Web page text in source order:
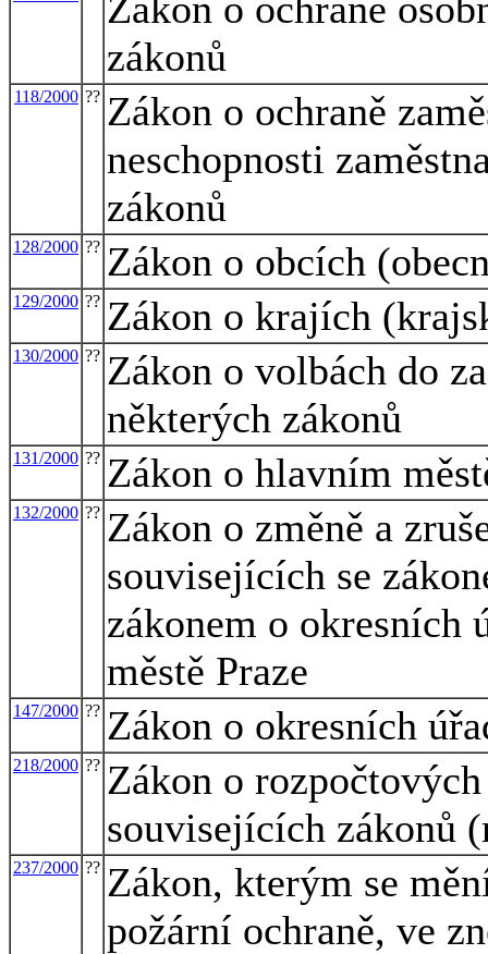
zákonů
118/2000 ?? Zákon o ochraně
neschopnosti
zákonů
128/2000 ?? Zákon o obcích
129/2000 ?? Zákon o krajích
130/2000 ?? Zákon o volbách do
některých zákonů
131/2000 ?? Zákon o hlavním
132/2000 ?? Zákon o změně a
souvisejících se
zákonem o okresních
městě Praze
147/2000 ?? Zákon o okresních
218/2000 ?? Zákon o
souvisejících zákonů
237/2000 ?? Zákon, kterým se
požární ochraně, ve